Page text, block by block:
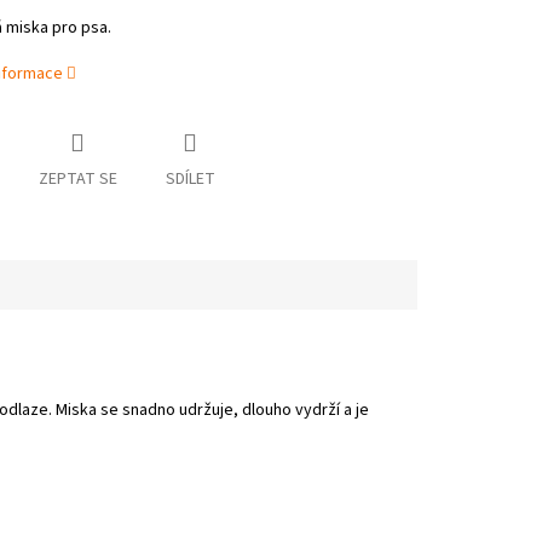
miska pro psa.
ZEPTAT SE SDÍLET
Miska se snadno udržuje, dlouho vydrží a je